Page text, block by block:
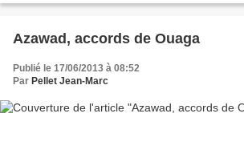
Azawad, accords de Ouaga
Publié le 17/06/2013 à 08:52
Par Pellet Jean-Marc